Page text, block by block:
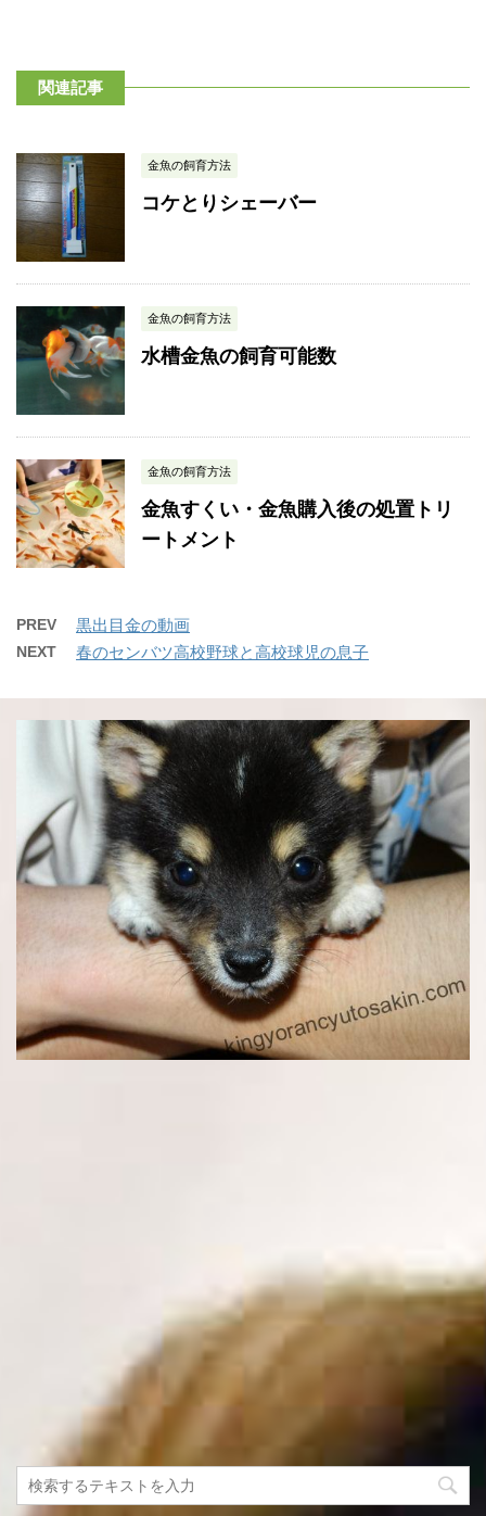
関連記事
金魚の飼育方法
コケとりシェーバー
金魚の飼育方法
水槽金魚の飼育可能数
金魚の飼育方法
金魚すくい・金魚購入後の処置トリ
ートメント
PREV 黒出目金の動画
NEXT 春のセンバツ高校野球と高校球児の息子